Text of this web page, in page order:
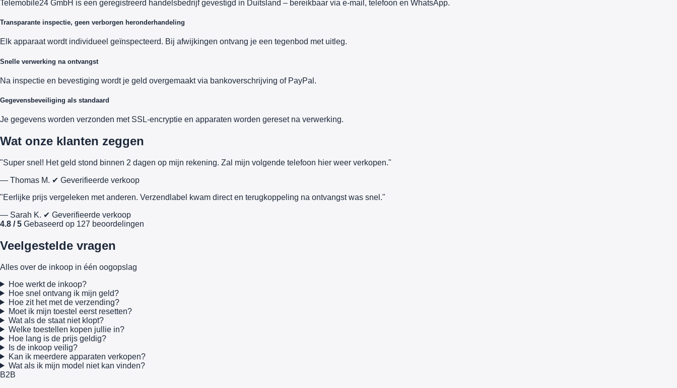
Telemobile24 GmbH is een geregistreerd handelsbedrijf gevestigd in Duitsland – bereikbaar via e-mail, telefoon en WhatsApp.
Transparante inspectie, geen verborgen heronderhandeling
Elk apparaat wordt individueel geïnspecteerd. Bij afwijkingen ontvang je een tegenbod met uitleg.
Snelle verwerking na ontvangst
Na inspectie en bevestiging wordt je geld overgemaakt via bankoverschrijving of PayPal.
Gegevensbeveiliging als standaard
Je gegevens worden verzonden met SSL-encryptie en apparaten worden gereset na verwerking.
Wat onze klanten zeggen
"Super snel! Het geld stond binnen 2 dagen op mijn rekening. Zal mijn volgende telefoon hier weer verkopen."
— Thomas M. ✔ Geverifieerde verkoop
"Eerlijke prijs vergeleken met anderen. Verzendlabel kwam direct en terugkoppeling na ontvangst was snel."
— Sarah K. ✔ Geverifieerde verkoop
4.8 / 5 Gebaseerd op 127 beoordelingen
Veelgestelde vragen
Alles over de inkoop in één oogopslag
Hoe werkt de inkoop?
Hoe snel ontvang ik mijn geld?
Hoe zit het met de verzending?
Moet ik mijn toestel eerst resetten?
Wat als de staat niet klopt?
Welke toestellen kopen jullie in?
Hoe lang is de prijs geldig?
Is de inkoop veilig?
Kan ik meerdere apparaten verkopen?
Wat als ik mijn model niet kan vinden?
B2B